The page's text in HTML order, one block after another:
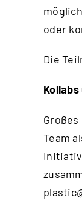
oder
Die
Team